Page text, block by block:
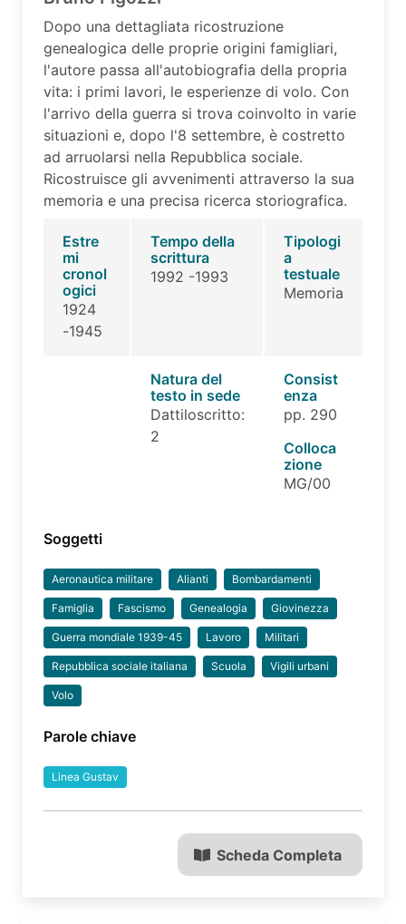
Dopo una dettagliata ricostruzione
genealogica delle proprie origini famigliari,
l'autore passa all'autobiografia della propria
vita: i primi lavori, le esperienze di volo. Con
l'arrivo della guerra si trova coinvolto in varie
situazioni e, dopo l'8 settembre, è costretto
ad arruolarsi nella Repubblica sociale.
Ricostruisce gli avvenimenti attraverso la sua
memoria e una precisa ricerca storiografica.
Estre
mi
cronol
ogici
1924
-1945
Tempo della
scrittura
1992 -1993
Tipologi
a
testuale
Memoria
Natura del
testo in sede
Dattiloscritto:
2
Consist
enza
pp. 290
Colloca
zione
MG/00
Soggetti
Aeronautica militare Alianti Bombardamenti
Famiglia Fascismo Genealogia Giovinezza
Guerra mondiale 1939-45 Lavoro Militari
Repubblica sociale italiana Scuola Vigili urbani
Volo
Parole chiave
Linea Gustav
Scheda Completa